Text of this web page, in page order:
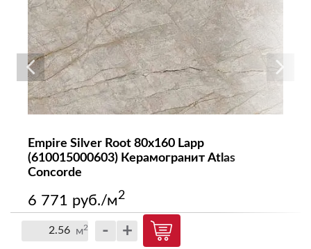
Empire Silver Root 80x160 Lapp
(610015000603) Керамогранит Atlas
Concorde
6 771 руб./м2
м2 - +